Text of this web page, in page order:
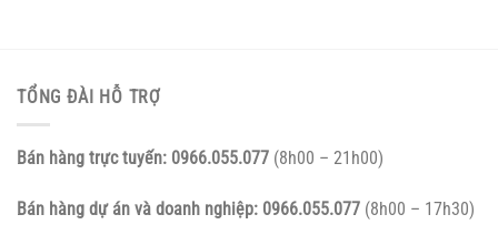
TỔNG ĐÀI HỖ TRỢ
Bán hàng trực tuyến: 0966.055.077 (8h00 – 21h00)
Bán hàng dự án và doanh nghiệp: 0966.055.077 (8h00 – 17h30)